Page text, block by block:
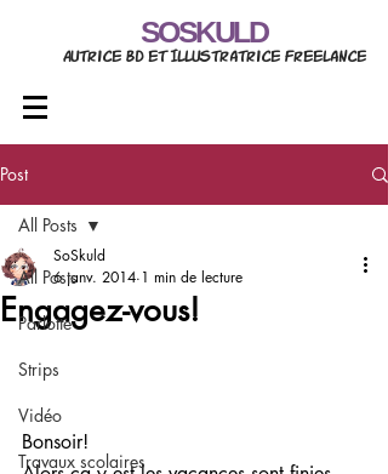
SOSKULD
Autrice BD et Illustratrice freelance
Post
All Posts
Parlotte
Strips
Vidéo
Travaux scolaires
All Posts
Engagez-vous!
SoSkuld
6 janv. 2014 1 min de lecture
Bonsoir!